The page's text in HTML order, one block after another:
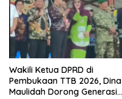
Wakili Ketua DPRD di
Pembukaan TTB 2026, Dina
Maulidah Dorong Generasi